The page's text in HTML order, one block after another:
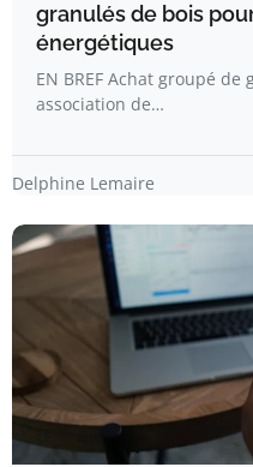
granulés de bois
énergétiques
EN BREF Achat groupé
association de…
Delphine Lemaire